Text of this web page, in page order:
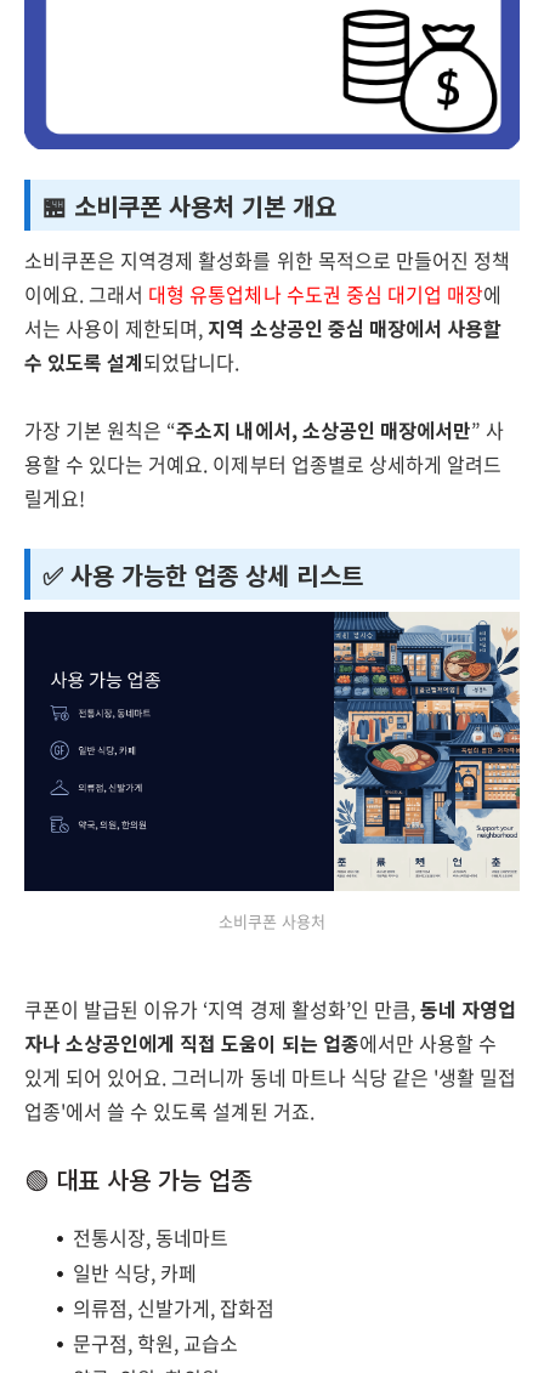
🏪 소비쿠폰 사용처 기본 개요
소비쿠폰은 지역경제 활성화를 위한 목적으로 만들어진 정책
이에요. 그래서 대형 유통업체나 수도권 중심 대기업 매장에
서는 사용이 제한되며, 지역 소상공인 중심 매장에서 사용할
수 있도록 설계되었답니다.
가장 기본 원칙은 “주소지 내에서, 소상공인 매장에서만” 사
용할 수 있다는 거예요. 이제부터 업종별로 상세하게 알려드
릴게요!
✅ 사용 가능한 업종 상세 리스트
소비쿠폰 사용처
쿠폰이 발급된 이유가 ‘지역 경제 활성화’인 만큼,동네 자영업
자나 소상공인에게 직접 도움이 되는 업종에서만 사용할 수
있게 되어 있어요. 그러니까 동네 마트나 식당 같은 '생활 밀접
업종'에서 쓸 수 있도록 설계된 거죠.
🟢 대표 사용 가능 업종
전통시장, 동네마트
일반 식당, 카페
의류점, 신발가게, 잡화점
문구점, 학원, 교습소